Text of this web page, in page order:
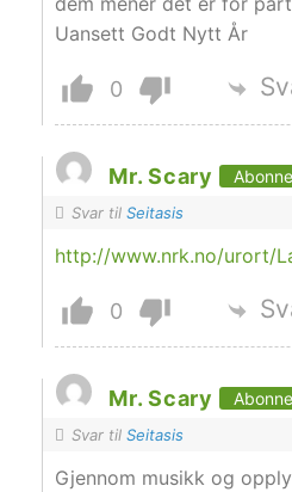
Uansett Godt Nytt År
0
Mr. Scary
Svar tilSeitasis
http://www.nrk.no/urort/
0
Mr. Scary
Svar tilSeitasis
Gjennom musikk og